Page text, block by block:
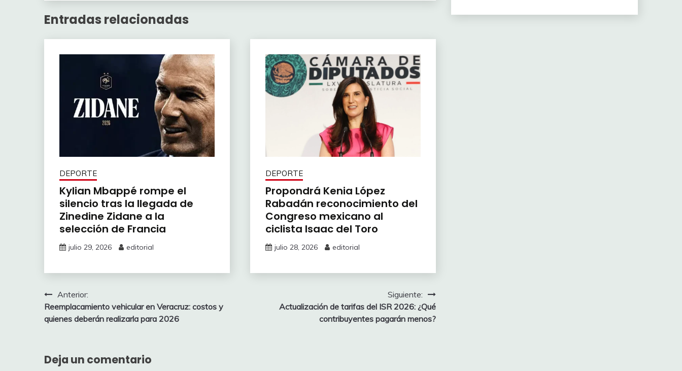
Entradas relacionadas
DEPORTE
Kylian Mbappé rompe el
silencio tras la llegada de
Zinedine Zidane a la
selección de Francia
julio 29, 2026 editorial
DEPORTE
Propondrá Kenia López
Rabadán reconocimiento del
Congreso mexicano al
ciclista Isaac del Toro
julio 28, 2026 editorial
Navegación
de
Anterior:
Reemplacamiento vehicular en Veracruz: costos y
quienes deberán realizarla para 2026
Siguiente:
Actualización de tarifas del ISR 2026: ¿Qué
contribuyentes pagarán menos?
Deja un comentario